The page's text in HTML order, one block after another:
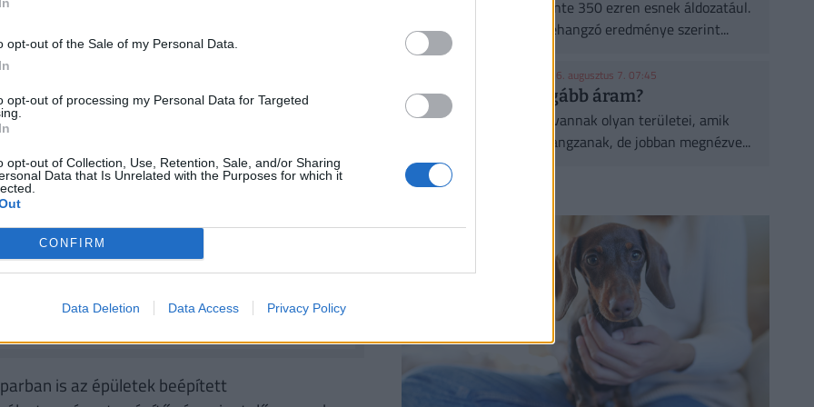
opt-out of the Sale of my Personal Data.
opt-out of processing my Personal Data for Targeted
opt-out of Collection, Use, Retention, Sale, and/or Sharing
Data that Is Unrelated with the Purposes for which it
CONFIRM
Data Deletion Data Access Privacy Policy
műanyagok visszagyűjtését és
alapanyag biztosítása érdekében.
HA NYUGDÍJBA MEGY: EGYSZERŰ
örvendenek anyugdíjmegtakarítási
garancia, úgy tűnik ez időskori
mennyi pénzhez is juthatunk egy
védhetjük ki egy ilyen megtakarítással pénzünk
is az épületek beépített
A városi hőségnek évente 350 ezren esnek áldozatául.
Két friss kutatás egybehangzó eredménye szerint...
| 2026. augusztus 7. 07:45
Csúcsidőben drágább áram?
A közgazdaságtannak vannak olyan területei, amik
elsőre felháborítóan hangzanak, de jobban megnézve...